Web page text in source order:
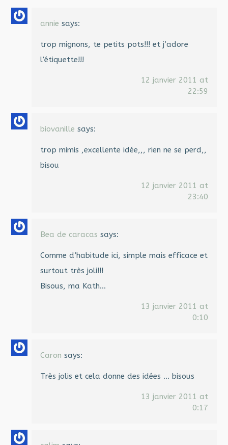
annie says:
trop mignons, te petits pots!!! et j’adore
l’étiquette!!!
12 janvier 2011 at
22:59
biovanille says:
trop mimis ,excellente idée,,, rien ne se perd,,
bisou
12 janvier 2011 at
23:40
Bea de caracas says:
Comme d’habitude ici, simple mais efficace et
surtout très joli!!!
Bisous, ma Kath…
13 janvier 2011 at
0:10
Caron says:
Très jolis et cela donne des idées … bisous
13 janvier 2011 at
0:17